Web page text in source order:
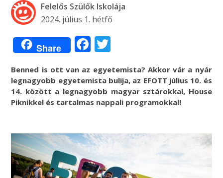
Felelős Szülők Iskolája
2024. július 1. hétfő
Share Facebook
Benned is ott van az egyetemista? Akkor vár a nyár
legnagyobb egyetemista bulija, az EFOTT július 10. és
14. között a legnagyobb magyar sztárokkal, House
Piknikkel és tartalmas nappali programokkal!